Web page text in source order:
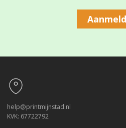
help@printmijnstad.nl
KVK: 67722792